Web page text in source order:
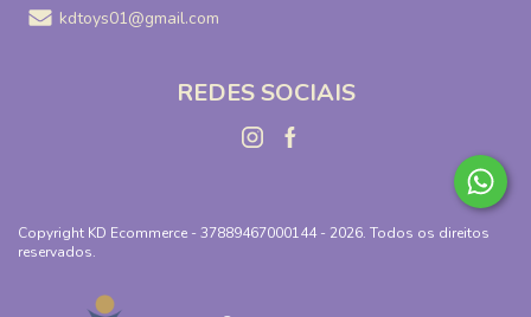
kdtoys01@gmail.com
REDES SOCIAIS
Copyright KD Ecommerce - 37889467000144 - 2026. Todos os direitos
reservados.